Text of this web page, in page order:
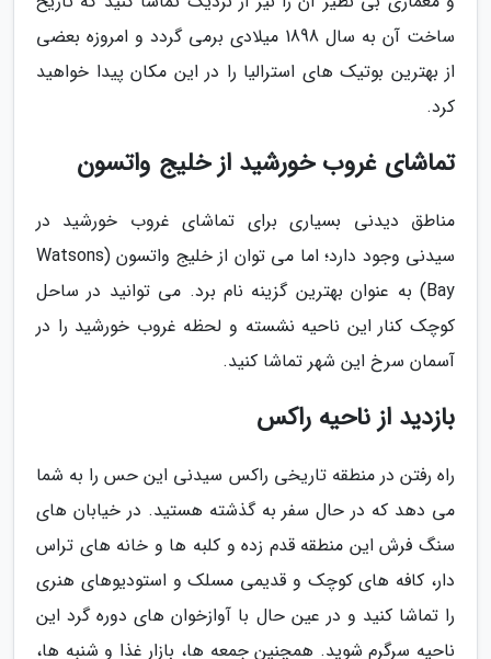
ساخت آن به سال 1898 میلادی برمی گردد و امروزه بعضی
از بهترین بوتیک های استرالیا را در این مکان پیدا خواهید
کرد.
تماشای غروب خورشید از خلیج واتسون
مناطق دیدنی بسیاری برای تماشای غروب خورشید در
سیدنی وجود دارد؛ اما می توان از خلیج واتسون (Watsons
Bay) به عنوان بهترین گزینه نام برد. می توانید در ساحل
کوچک کنار این ناحیه نشسته و لحظه غروب خورشید را در
آسمان سرخ این شهر تماشا کنید.
بازدید از ناحیه راکس
راه رفتن در منطقه تاریخی راکس سیدنی این حس را به شما
می دهد که در حال سفر به گذشته هستید. در خیابان های
سنگ فرش این منطقه قدم زده و کلبه ها و خانه های تراس
دار، کافه های کوچک و قدیمی مسلک و استودیوهای هنری
را تماشا کنید و در عین حال با آوازخوان های دوره گرد این
ناحیه سرگرم شوید. همچنین جمعه ها، بازار غذا و شنبه ها،